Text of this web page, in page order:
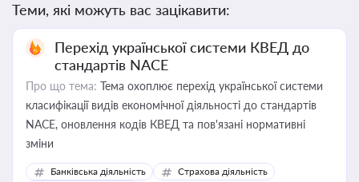
Теми, які можуть вас зацікавити:
Перехід української системи КВЕД до
стандартів NACE
Про що тема: Тема охоплює перехід української системи
класифікації видів економічної діяльності до стандартів
NACE, оновлення кодів КВЕД та пов'язані нормативні
зміни
Банківська діяльність
Страхова діяльність